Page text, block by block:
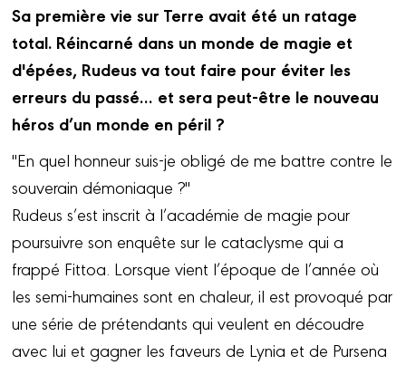
Sa première vie sur Terre avait été un ratage
total. Réincarné dans un monde de magie et
d'épées, Rudeus va tout faire pour éviter les
erreurs du passé… et sera peut-être le nouveau
héros d’un monde en péril ?
"En quel honneur suis-je obligé de me battre contre le
souverain démoniaque ?"
Rudeus s’est inscrit à l’académie de magie pour
poursuivre son enquête sur le cataclysme qui a
frappé Fittoa. Lorsque vient l’époque de l’année où
les semi-humaines sont en chaleur, il est provoqué par
une série de prétendants qui veulent en découdre
avec lui et gagner les faveurs de Lynia et de Pursena